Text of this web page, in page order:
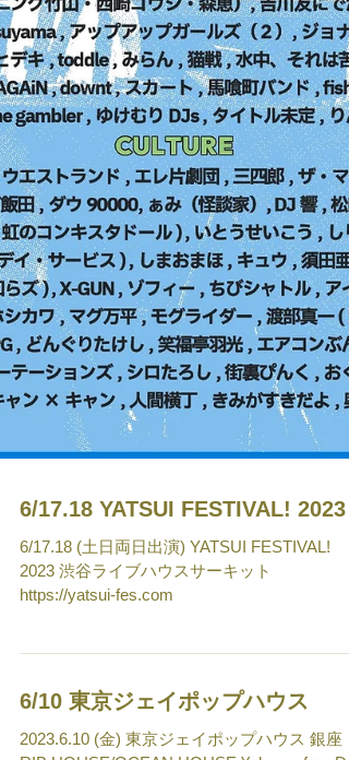
6/17.18 YATSUI FESTIVAL! 2023
6/17.18 (土日両日出演) YATSUI FESTIVAL!
2023 渋谷ライブハウスサーキット
6/10 東京ジェイポップハウス